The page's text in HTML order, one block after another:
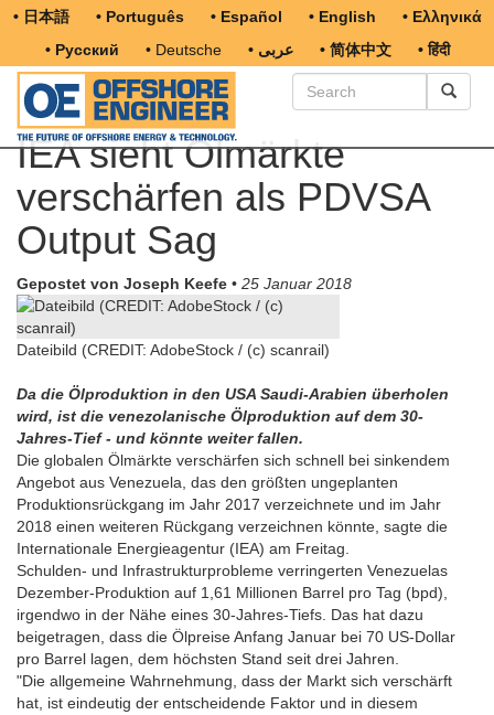
• 日本語 • Português • Español • English
• Ελληνικά
• Русский
• Deutsche • عربى • 简体中文 • हिंदी
IEA sieht Ölmärkte
verschärfen als PDVSA
Output Sag
Gepostet von Joseph Keefe • 25 Januar 2018
Dateibild (CREDIT: AdobeStock / (c) scanrail)
Da die Ölproduktion in den USA Saudi-Arabien überholen
wird, ist die venezolanische Ölproduktion auf dem 30-
Jahres-Tief - und könnte weiter fallen.
Die globalen Ölmärkte verschärfen sich schnell bei sinkendem
Angebot aus Venezuela, das den größten ungeplanten
Produktionsrückgang im Jahr 2017 verzeichnete und im Jahr
2018 einen weiteren Rückgang verzeichnen könnte, sagte die
Internationale Energieagentur (IEA) am Freitag.
Schulden- und Infrastrukturprobleme verringerten Venezuelas
Dezember-Produktion auf 1,61 Millionen Barrel pro Tag (bpd),
irgendwo in der Nähe eines 30-Jahres-Tiefs. Das hat dazu
beigetragen, dass die Ölpreise Anfang Januar bei 70 US-Dollar
pro Barrel lagen, dem höchsten Stand seit drei Jahren.
"Die allgemeine Wahrnehmung, dass der Markt sich verschärft
hat, ist eindeutig der entscheidende Faktor und in diesem